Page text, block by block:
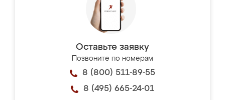
Оставьте заявку
Позвоните по номерам
8 (800) 511-89-55
8 (495) 665-24-01